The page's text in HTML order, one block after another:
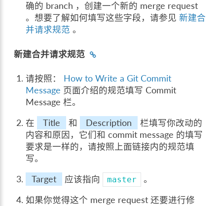
确的 branch ，创建一个新的 merge request
。想要了解如何填写这些字段，请参见新建合
并请求规范 。
新建合并请求规范
请按照： How to Write a Git Commit
Message 页面介绍的规范填写 Commit
Message 栏。
在
Title 和 Description
栏填写你改动的
内容和原因，它们和 commit message 的填写
要求是一样的，请按照上面链接内的规范填
写。
Target
应该指向 master 。
如果你觉得这个 merge request 还要进行修